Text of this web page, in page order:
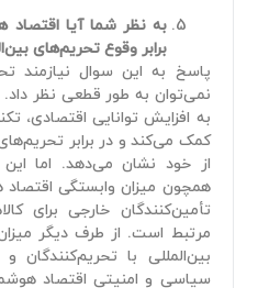
به نظر شما آیا اقتصاد
برابر وقوع تحریم‌های
پاسخ به این سوال نیازمند
نمی‌توان به طور قطعی نظر
به افزایش توانایی اقتصادی،
کمک می‌کند و در برابر
از خود نشان می‌دهد. اما
همچون میزان وابستگی اقتصاد
تأمین‌کنندگان خارجی برای
مرتبط است. از طرف دیگر
بین‌المللی با تحریم‌کنندگان
سیاسی و امنیتی اقتصاد